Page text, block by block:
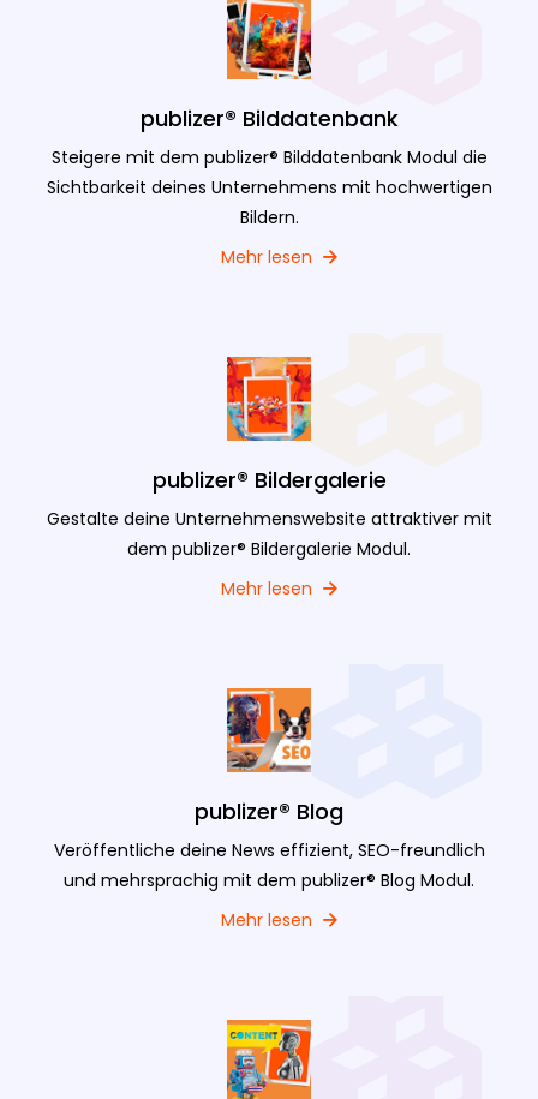
publizer® Bilddatenbank
Steigere mit dem publizer® Bilddatenbank Modul die
Sichtbarkeit deines Unternehmens mit hochwertigen
Bildern.
Mehr lesen
publizer® Bildergalerie
Gestalte deine Unternehmenswebsite attraktiver mit
dem publizer® Bildergalerie Modul.
Mehr lesen
publizer® Blog
Veröffentliche deine News effizient, SEO-freundlich
und mehrsprachig mit dem publizer® Blog Modul.
Mehr lesen